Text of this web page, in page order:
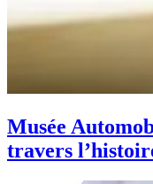
Musée
travers